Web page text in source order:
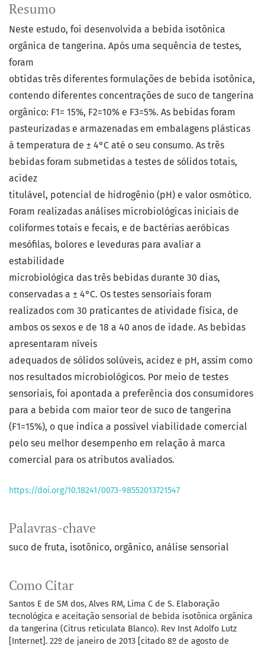
Palavras-chave
suco de fruta isotônico orgânico análise sensorial
Como Citar
Santos E de SM dos, Alves RM, Lima C de S. Elaboração
tecnológica e aceitação sensorial de bebida isotônica orgânica
da tangerina (Citrus reticulata Blanco). Rev Inst Adolfo Lutz
[Internet]. 22º de janeiro de 2013 [citado 8º de agosto de
Resumo
Neste estudo, foi desenvolvida a bebida isotônica
orgânica de tangerina. Após uma sequência de testes,
foram
obtidas três diferentes formulações de bebida isotônica,
contendo diferentes concentrações de suco de tangerina
orgânico: F1= 15%, F2=10% e F3=5%. As bebidas foram
pasteurizadas e armazenadas em embalagens plásticas
à temperatura de ± 4°C até o seu consumo. As três
bebidas foram submetidas a testes de sólidos totais,
acidez
titulável, potencial de hidrogênio (pH) e valor osmótico.
Foram realizadas análises microbiológicas iniciais de
coliformes totais e fecais, e de bactérias aeróbicas
mesófilas, bolores e leveduras para avaliar a
estabilidade
microbiológica das três bebidas durante 30 dias,
conservadas a ± 4°C. Os testes sensoriais foram
realizados com 30 praticantes de atividade física, de
ambos os sexos e de 18 a 40 anos de idade. As bebidas
apresentaram níveis
adequados de sólidos solúveis, acidez e pH, assim como
nos resultados microbiológicos. Por meio de testes
sensoriais, foi apontada a preferência dos consumidores
para a bebida com maior teor de suco de tangerina
(F1=15%), o que indica a possível viabilidade comercial
pelo seu melhor desempenho em relação à marca
comercial para os atributos avaliados.
https://doi.org/10.18241/0073-98552013721547